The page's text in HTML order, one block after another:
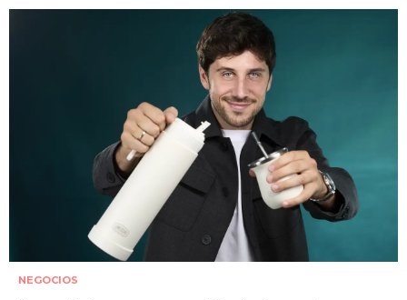
NEGOCIOS